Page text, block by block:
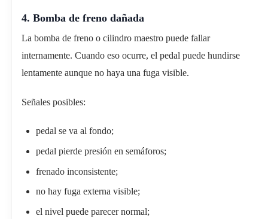
4. Bomba de freno dañada
La bomba de freno o cilindro maestro puede fallar
internamente. Cuando eso ocurre, el pedal puede hundirse
lentamente aunque no haya una fuga visible.
Señales posibles:
pedal se va al fondo;
pedal pierde presión en semáforos;
frenado inconsistente;
no hay fuga externa visible;
el nivel puede parecer normal;